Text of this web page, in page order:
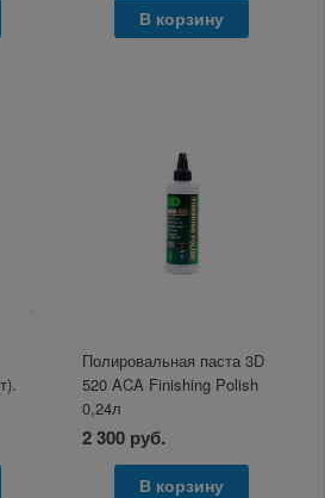
В корзину
Полировальная паста 3D
520 ACA Finishing Polish
0,24л
2 300 руб.
В корзину